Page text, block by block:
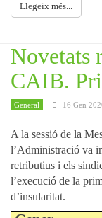
Llegeix més...
Novetats
CAIB.
General 16 Gen
A la sessió de la
l’Administració va
retributius i els
l’execució de la
d’insularitat.